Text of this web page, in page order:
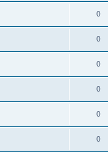
0
0
0
0
0
0